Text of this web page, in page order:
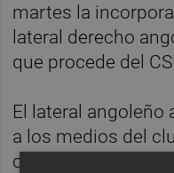
martes la
lateral derecho
que procede del
El lateral angoleño
a los medios del
content” por la